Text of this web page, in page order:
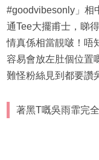
#goodvibesonly」相
通Tee大擺甫士，睇
情真係相當靚啵！唔
容易會放左肚個位置
難怪粉絲見到都要讚
著黑T嘅吳雨霏完